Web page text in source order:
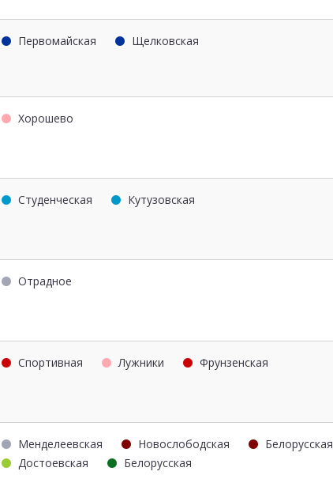
Первомайская Щелковская
Хорошево
Студенческая Кутузовская
Отрадное
Спортивная Лужники Фрунзенская
Менделеевская Новослободская
Белорусская
Достоевская
Белорусская